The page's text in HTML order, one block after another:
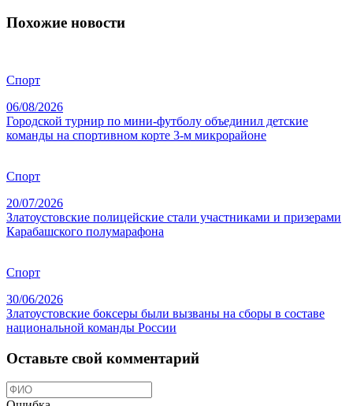
Похожие новости
Спорт
06/08/2026
Городской турнир по мини-футболу объединил детские
команды на спортивном корте 3-м микрорайоне
Спорт
20/07/2026
Златоустовские полицейские стали участниками и призерами
Карабашского полумарафона
Спорт
30/06/2026
Златоустовские боксеры были вызваны на сборы в составе
национальной команды России
Оставьте свой комментарий